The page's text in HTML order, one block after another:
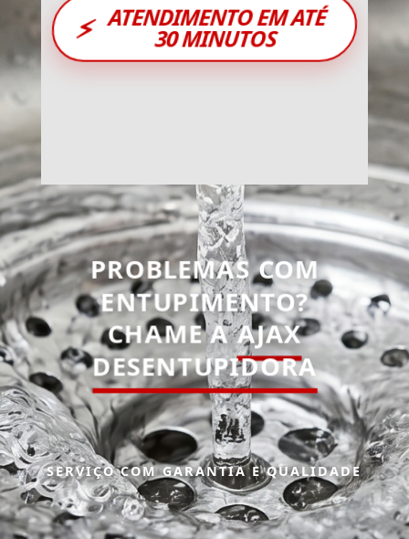
⚡ ATENDIMENTO EM ATÉ
30 MINUTOS
PROBLEMAS COM
ENTUPIMENTO?
CHAME AAJAX
DESENTUPIDORA
SERVIÇO COM GARANTIA E QUALIDADE